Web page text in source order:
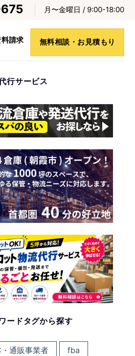
月〜金曜日 / 9:00-18:00
料請求 無料相談・お見積もり
行サービス
ードタグから探す
・通販事業者 fba